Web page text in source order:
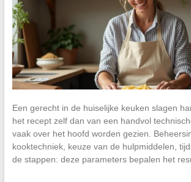
Een gerecht in de huiselijke keuken slagen
het recept zelf dan van een handvol
vaak over het hoofd worden gezien.
kooktechniek, keuze van de hulpmiddelen,
de stappen: deze parameters bepalen het